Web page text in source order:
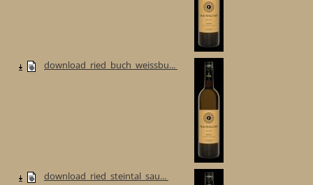
download_ried_buch_weissbu...
download_ried_steintal_sau...